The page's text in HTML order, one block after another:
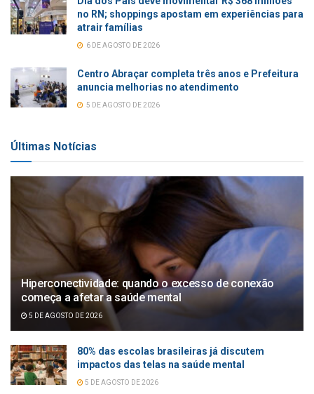
no RN; shoppings apostam em experiências para
atrair famílias
6 DE AGOSTO DE 2026
Centro Abraçar completa três anos e Prefeitura
anuncia melhorias no atendimento
5 DE AGOSTO DE 2026
Últimas Notícias
Hiperconectividade: quando o excesso de conexão
começa a afetar a saúde mental
5 DE AGOSTO DE 2026
80% das escolas brasileiras já discutem
impactos das telas na saúde mental
5 DE AGOSTO DE 2026